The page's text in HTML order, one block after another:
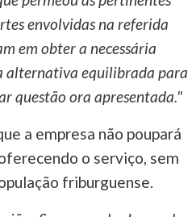
envolvidas na referida
em obter a necessária
alternativa equilibrada para
questão ora apresentada."
a empresa não poupará
o serviço, sem
friburguense.